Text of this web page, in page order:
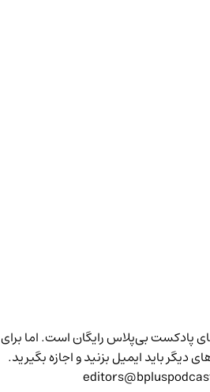
پادکست بی‌پلاس رایگان است. اما برای
دیگر باید ایمیل بزنید و اجازه بگیرید.